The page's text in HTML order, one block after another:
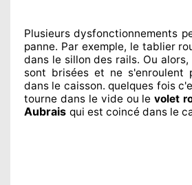
Plusieurs dysfonctionnements
panne. Par exemple, le tablier
dans le sillon des rails. Ou alors,
sont brisées et ne s'enroulent
dans le caisson. quelques fois
tourne dans le vide ou levolet
Aubrais qui est coincé dans le